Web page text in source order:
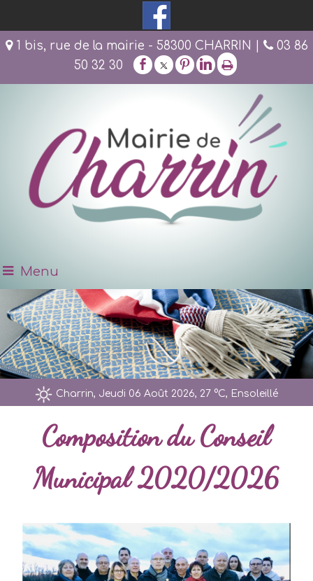
1 bis, rue de la mairie - 58300 CHARRIN |
03 86
50 32 30
Menu
Charrin, Jeudi 06 Août 2026, 27 °C, Ensoleillé
Composition du Conseil
Municipal 2020/2026